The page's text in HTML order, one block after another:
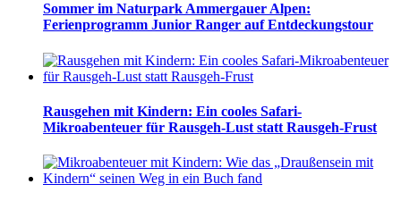
Sommer im Naturpark Ammergauer Alpen:
Ferienprogramm Junior Ranger auf Entdeckungstour
Rausgehen mit Kindern: Ein cooles Safari-
Mikroabenteuer für Rausgeh-Lust statt Rausgeh-Frust